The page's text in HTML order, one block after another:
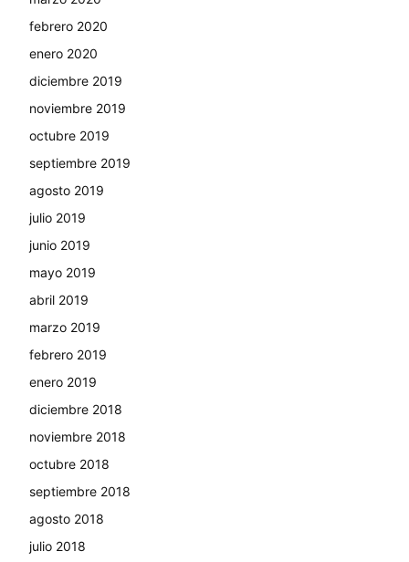
febrero 2020
enero 2020
diciembre 2019
noviembre 2019
octubre 2019
septiembre 2019
agosto 2019
julio 2019
junio 2019
mayo 2019
abril 2019
marzo 2019
febrero 2019
enero 2019
diciembre 2018
noviembre 2018
octubre 2018
septiembre 2018
agosto 2018
julio 2018